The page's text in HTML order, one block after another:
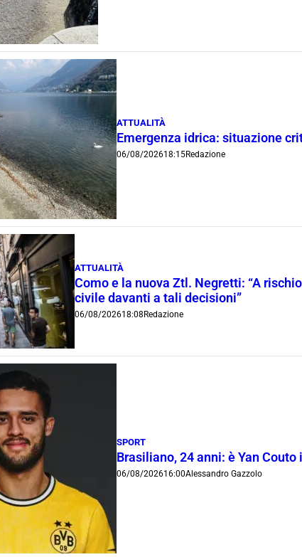
ATTUALITÀ
Emergenza idrica: situazione
06/08/202618:15Redazione
ATTUALITÀ
Como e la nuova Ztl. Negretti: “A
civile davanti a tali decisioni”
06/08/202618:08Redazione
SPORT
Brasiliano, 24 anni: è Yan
06/08/202616:00Alessandro Gazzolo